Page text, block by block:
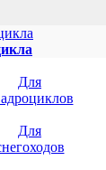
Для
Для